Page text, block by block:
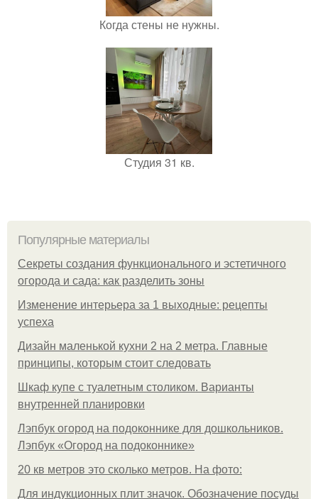
Когда стены не нужны.
Студия 31 кв.
Популярные материалы
Секреты создания функционального и эстетичного
огорода и сада: как разделить зоны
Изменение интерьера за 1 выходные: рецепты
успеха
Дизайн маленькой кухни 2 на 2 метра. Главные
принципы, которым стоит следовать
Шкаф купе с туалетным столиком. Варианты
внутренней планировки
Лэпбук огород на подоконнике для дошкольников.
Лэпбук «Огород на подоконнике»
20 кв метров это сколько метров. На фото:
Для индукционных плит значок. Обозначение посуды